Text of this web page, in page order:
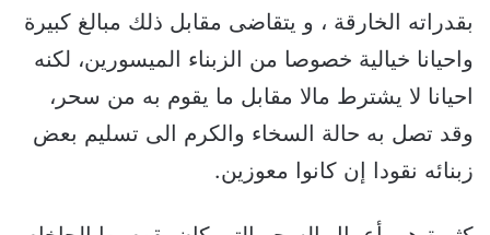
بقدراته الخارقة ، و يتقاضى مقابل ذلك مبالغ كبيرة
واحيانا خيالية خصوصا من الزبناء الميسورين، لكنه
احيانا لا يشترط مالا مقابل ما يقوم به من سحر،
وقد تصل به حالة السخاء والكرم الى تسليم بعض
زبنائه نقودا إن كانوا معوزين.